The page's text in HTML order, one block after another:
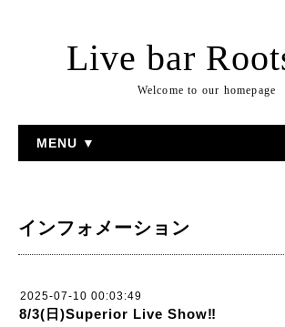
Live bar
Welcome to our homepage
MENU ▼
インフォメーション
2025-07-10 00:03:49
8/3(日)Superior Live Show‼︎